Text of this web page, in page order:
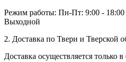
Режим работы: Пн-Пт: 9:00 - 18:00
Выходной
2. Доставка по Твери и Тверской
Доставка осуществляется только